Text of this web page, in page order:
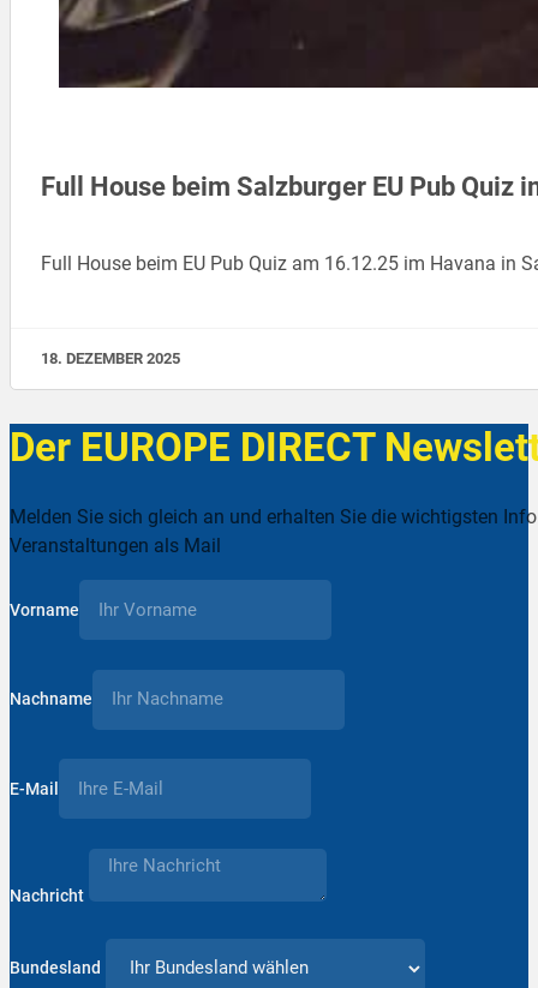
Full House beim Salzburger EU Pub Quiz
Full House beim EU Pub Quiz am 16.12.25 im Havana in
18. DEZEMBER 2025
Der EUROPE DIRECT
Melden Sie sich gleich an und erhalten Sie die wichtigsten
Veranstaltungen als Mail
Vorname
Nachname
E-Mail
Nachricht
Bundesland